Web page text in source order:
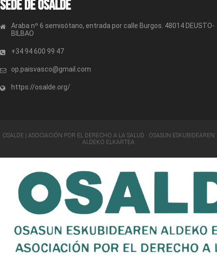
Sede de OSALDE
Araba nº 6 semisótano, entrada por calle Burgos. 48014 DEUSTO-
BILBAO
+34 94 600 99 47
op.paisvasco@gmail.com
https://osalde.org/
OSALDE | ASOCIACIÓN POR EL DERECHO A LA SALUD · OSASUN ESKUBIDEAREN
ALDEKO ELKARTEA